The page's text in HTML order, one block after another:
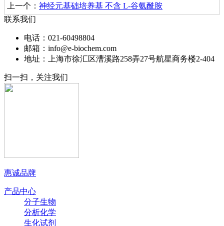
上一个： 神经元基础培养基 不含 L-谷氨酰胺
联系我们
电话：021-60498804
邮箱：info@e-biochem.com
地址：上海市徐汇区漕溪路258弄27号航星商务楼2-404
扫一扫，关注我们
惠诚品牌
产品中心
分子生物
分析化学
生化试剂